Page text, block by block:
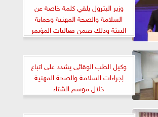
وزير البترول يلقي كلمة خاصة عن
السلامة والصحة المهنية وحماية
البيئة وذلك ضمن فعاليات المؤتمر
العاشر لمؤسسة
وكيل الطب الوقائى يشدد على اتباع
إجراءات السلامة والصحة المهنية
خلال موسم الشتاء